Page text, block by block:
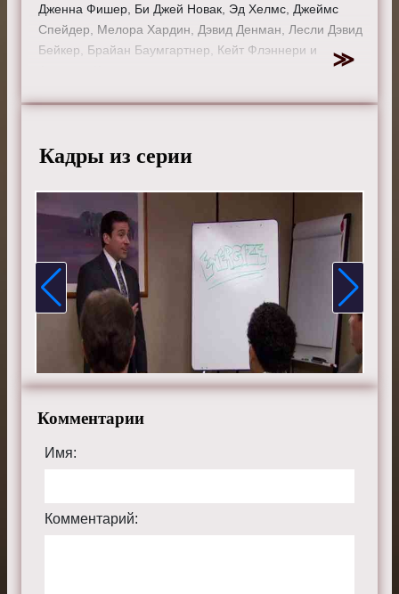
Дженна Фишер, Би Джей Новак, Эд Хелмс, Джеймс
Спейдер, Мелора Хардин, Дэвид Денман, Лесли Дэвид
Бейкер, Брайан Баумгартнер, Кейт Флэннери и
Смотрите онлайн 4 сезон 16 серию «Офис»
Кадры из серии
Комментарии
Имя:
Комментарий: